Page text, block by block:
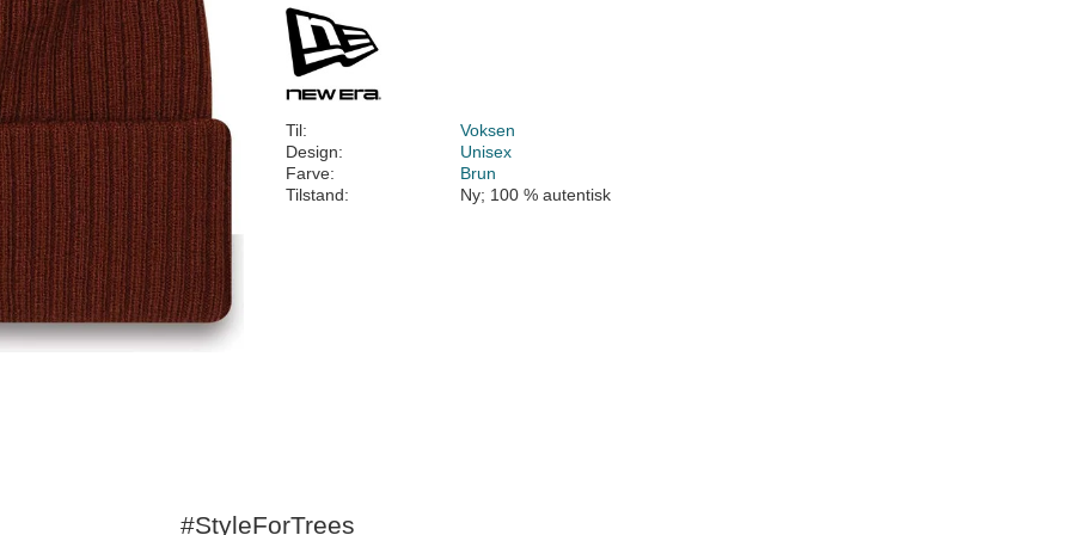
Til:
Voksen
Design:
Unisex
Farve:
Brun
Tilstand:
Ny; 100 % autentisk
#StyleForTrees